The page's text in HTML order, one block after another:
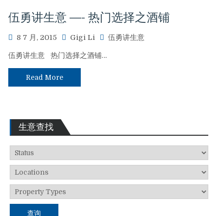
伍勇讲生意 —- 热门选择之酒铺
8 7 月, 2015 Gigi Li 伍勇讲生意
伍勇讲生意 热门选择之酒铺…
Read More
生意查找
查询